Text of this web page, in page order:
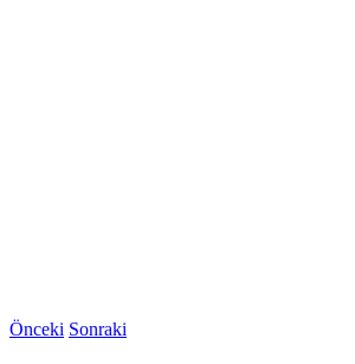
Önceki Sonraki